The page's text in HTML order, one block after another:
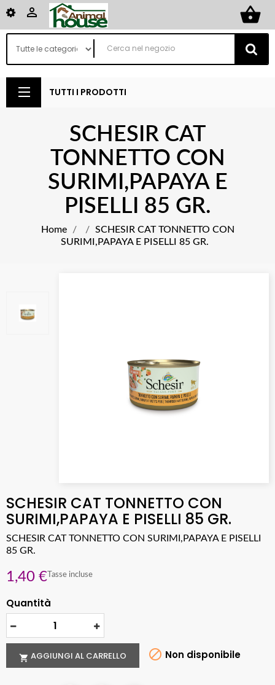
shopping_basket

TUTTI I PRODOTTI
SCHESIR CAT
TONNETTO CON
SURIMI,PAPAYA E
PISELLI 85 GR.
Home
SCHESIR CAT TONNETTO CON
SURIMI,PAPAYA E PISELLI 85 GR.
SCHESIR CAT TONNETTO CON
SURIMI,PAPAYA E PISELLI 85 GR.
SCHESIR CAT TONNETTO CON SURIMI,PAPAYA E PISELLI
85 GR.
1,40 € Tasse incluse
Quantità
 AGGIUNGI AL CARRELLO  Non disponibile